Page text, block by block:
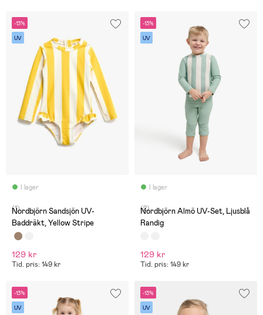
-13%
UV
I lager
(1)
Nordbjörn Sandsjön UV-
Baddräkt, Yellow Stripe
129 kr
Tid. pris: 149 kr
-13%
UV
I lager
(2)
Nordbjörn Almö UV-Set, Ljusblå
Randig
129 kr
Tid. pris: 149 kr
-13%
UV
-13%
UV